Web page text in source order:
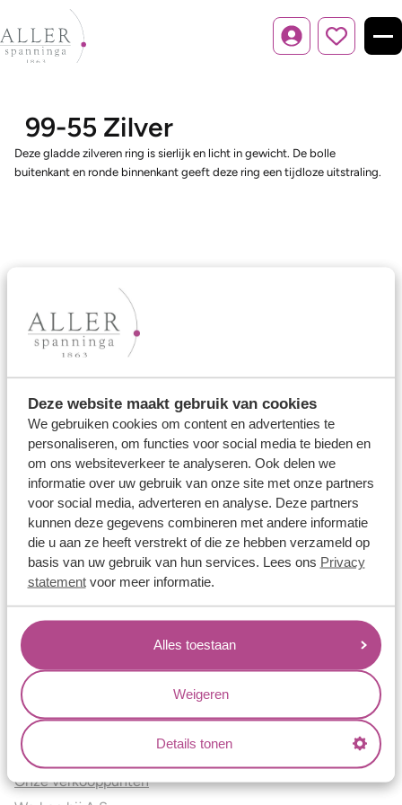
Deze website maakt gebruik van cookies
We gebruiken cookies om content en advertenties te
personaliseren, om functies voor social media te bieden en
om ons websiteverkeer te analyseren. Ook delen we
informatie over uw gebruik van onze site met onze partners
voor social media, adverteren en analyse. Deze partners
kunnen deze gegevens combineren met andere informatie
die u aan ze heeft verstrekt of die ze hebben verzameld op
basis van uw gebruik van hun services. Lees ons Privacy
statementvoor meer informatie.
Alles toestaan
Weigeren
Details tonen
Inloggen
99-55 Zilver
Deze gladde zilveren ring is sierlijk en licht in gewicht. De bolle
buitenkant en ronde binnenkant geeft deze ring een tijdloze uitstraling.
Ons aanbod
Trouwringen
Memoireringen
Verlovingsringen
Vriendschapsringen
Over ons
Aller Spanninga
Historie
Certificaten
Blogs
Jouw voordelen
Conflictvrije Materialen
Oneindig veel mogelijkheden
Kwaliteit
Juweliers & Contact
Onze verkooppunten